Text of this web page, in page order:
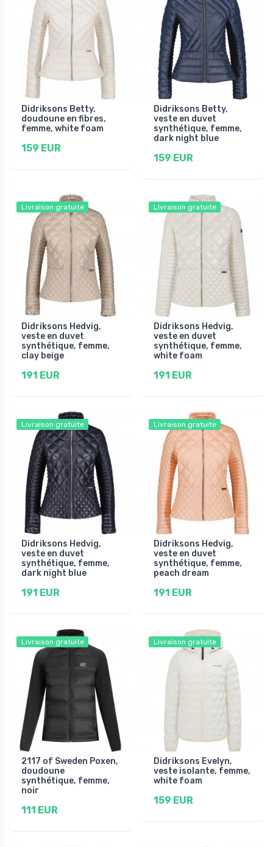
Didriksons Betty,
doudoune en fibres,
femme, white foam
159 EUR
Didriksons Betty,
veste en duvet
synthétique, femme,
dark night blue
159 EUR
Livraison gratuite
Didriksons Hedvig,
veste en duvet
synthétique, femme,
clay beige
191 EUR
Livraison gratuite
Didriksons Hedvig,
veste en duvet
synthétique, femme,
white foam
191 EUR
Livraison gratuite
Didriksons Hedvig,
veste en duvet
synthétique, femme,
dark night blue
191 EUR
Livraison gratuite
Didriksons Hedvig,
veste en duvet
synthétique, femme,
peach dream
191 EUR
Livraison gratuite
2117 of Sweden Poxen,
doudoune
synthétique, femme,
noir
111 EUR
Livraison gratuite
Didriksons Evelyn,
veste isolante, femme,
white foam
159 EUR